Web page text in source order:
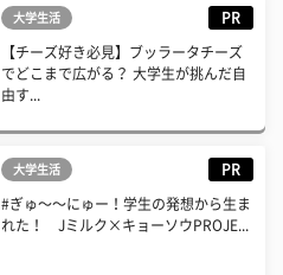
大学生活 PR
【チーズ好き必見】ブッラータチーズ
でどこまで広がる？ 大学生が挑んだ自
由す...
大学生活 PR
#ぎゅ〜〜にゅー！学生の発想から生ま
れた！ Jミルク×キョーソウPROJE...